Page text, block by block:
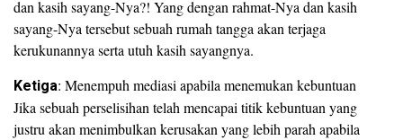
dan kasih sayang-Nya?! Yang dengan rahmat-Nya dan kasih
sayang-Nya tersebut sebuah rumah tangga akan terjaga
kerukunannya serta utuh kasih sayangnya.
Ketiga: Menempuh mediasi apabila menemukan kebuntuan
Jika sebuah perselisihan telah mencapai titik kebuntuan yang
justru akan menimbulkan kerusakan yang lebih parah apabila